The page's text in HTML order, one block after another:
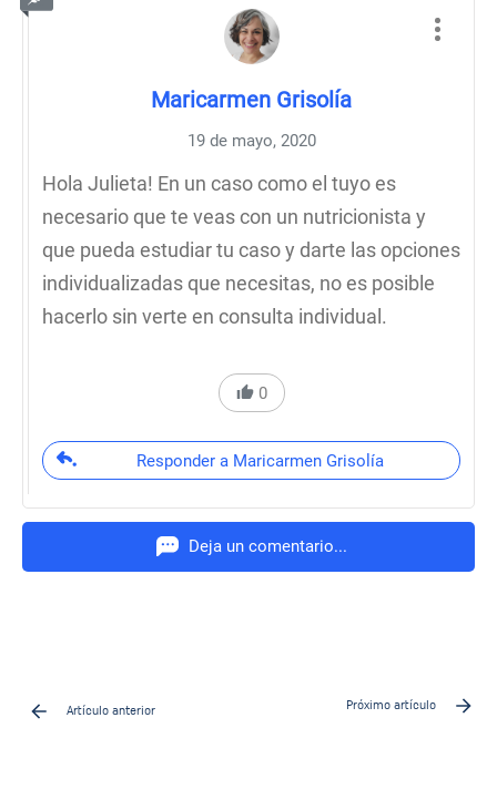
Maricarmen Grisolía
19 de mayo, 2020
Hola Julieta! En un caso como el tuyo es
necesario que te veas con un nutricionista y
que pueda estudiar tu caso y darte las opciones
individualizadas que necesitas, no es posible
hacerlo sin verte en consulta individual.
0
Responder a Maricarmen Grisolía
Deja un comentario...
Artículo anterior Próximo artículo